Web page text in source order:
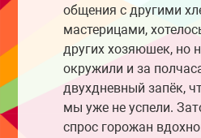
общения с другими
мастерицами,
других хозяюшек, но
окружили и за
двухдневный запёк,
мы уже не успели.
спрос горожан